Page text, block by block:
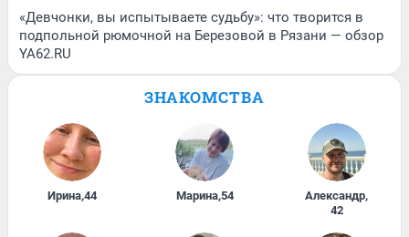
«Девчонки, вы испытываете судьбу»: что творится в
подпольной рюмочной на Березовой в Рязани — обзор
YA62.RU
ЗНАКОМСТВА
Ирина,44 Марина,54 Александр,
42